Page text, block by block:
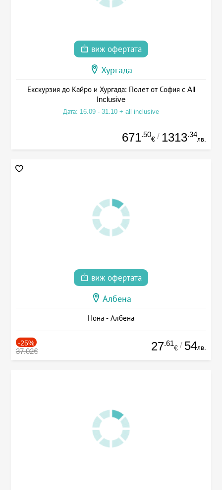
виж офертата
Хургада
Екскурзия до Кайро и Хургада: Полет от София с All
Inclusive
Дата: 16.09 - 31.10 + all inclusive
671.50
€ / 1313.34
лв.
виж офертата
Албена
Нона - Албена
-25%
37.02€ 27.61
€ / 54лв.